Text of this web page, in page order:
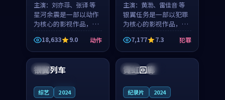
主演： 刘亦菲、张译 等
星河余震是一部以动作
为核心的影视作品，围
绕危机、反转与人物成
长展开，整体节奏紧
凑，值得推荐观看。
18,633 9.0 动作
主演： 黄渤、雷佳音 等
银翼任务是一部以犯罪
为核心的影视作品，围
绕危机、反转与人物成
长展开，整体节奏紧
凑，值得推荐观看。
7,177 7.3 犯罪
中国
银翼列车
综艺 2024
英国 院线
霓虹回廊
纪录片 2024